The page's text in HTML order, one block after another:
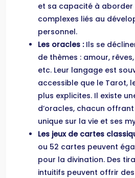
et sa capacité à aborder
complexes liés au
personnel.
Les oracles : Ils se
de thèmes : amour,
etc. Leur langage est
accessible que le Tarot,
plus explicites. Il existe
d’oracles, chacun
unique sur la vie et ses
Les jeux de cartes
ou 52 cartes peuvent
pour la divination. Des
intuitifs peuvent offrir